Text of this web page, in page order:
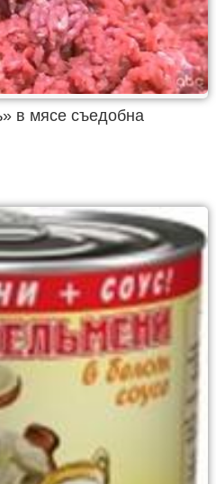
в мясе съедобна